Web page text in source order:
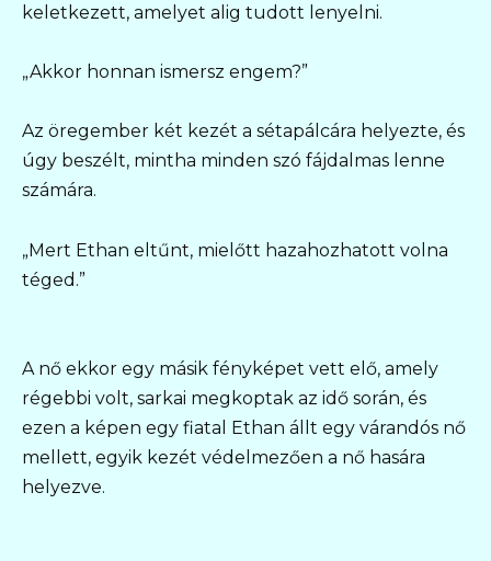
keletkezett, amelyet alig tudott lenyelni.
„Akkor honnan ismersz engem?”
Az öregember két kezét a sétapálcára helyezte, és
úgy beszélt, mintha minden szó fájdalmas lenne
számára.
„Mert Ethan eltűnt, mielőtt hazahozhatott volna
téged.”
A nő ekkor egy másik fényképet vett elő, amely
régebbi volt, sarkai megkoptak az idő során, és
ezen a képen egy fiatal Ethan állt egy várandós nő
mellett, egyik kezét védelmezően a nő hasára
helyezve.